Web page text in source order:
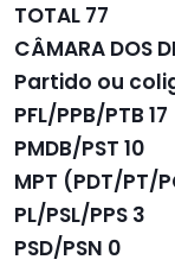
TOTAL 77
CÂMARA DOS
Partido ou
PFL/PPB/PTB 17
PMDB/PST 10
MPT (PDT/PT/
PL/PSL/PPS 3
PSD/PSN 0